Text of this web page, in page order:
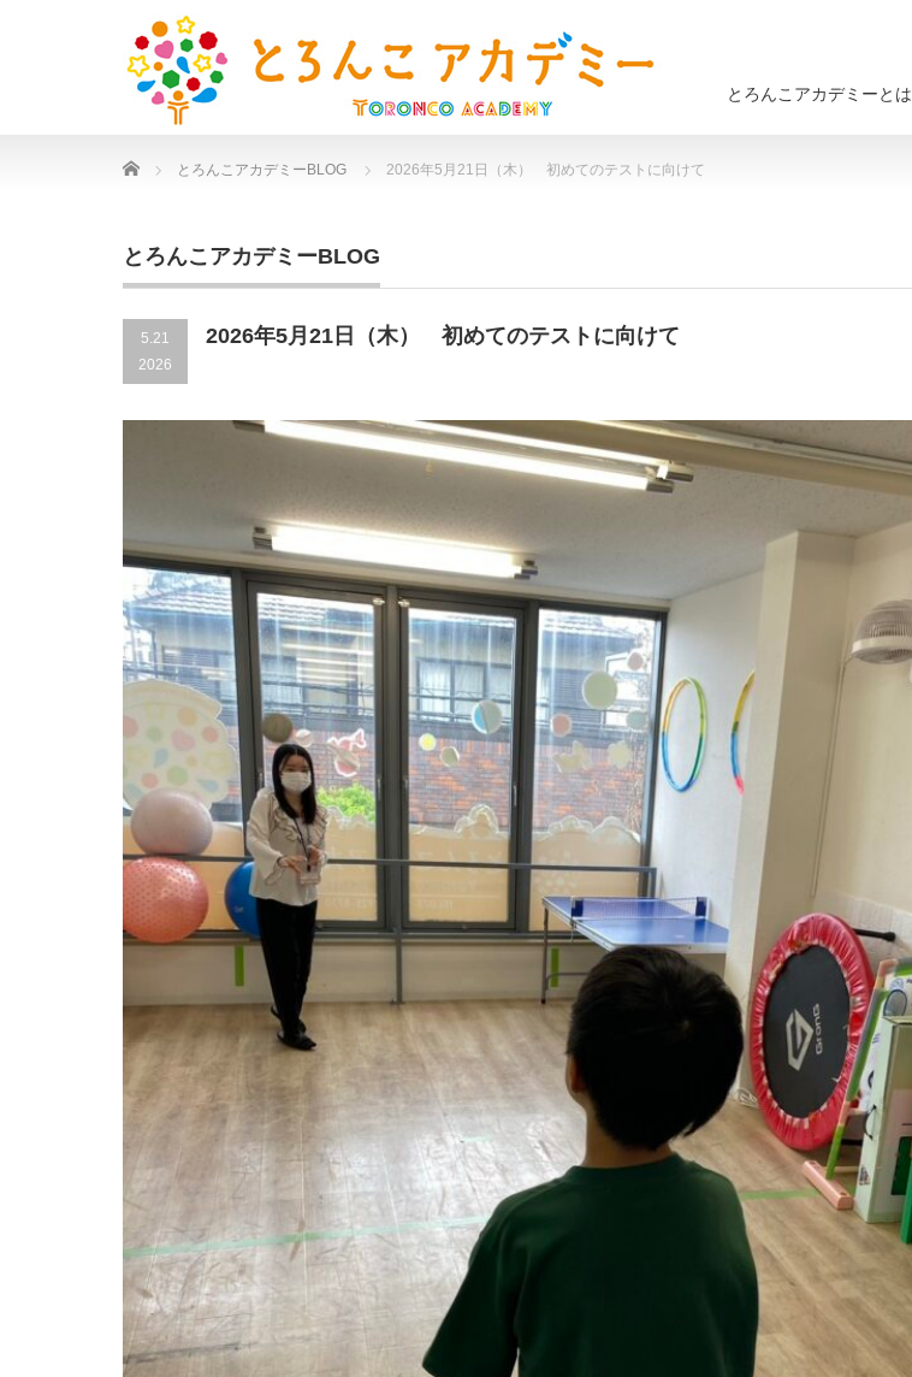
とろんこアカデミーとは
Home とろんこアカデミーBLOG 2026年5月21日（木） 初めてのテストに向けて
とろんこアカデミーBLOG
5.21
2026
2026年5月21日（木） 初めてのテストに向けて